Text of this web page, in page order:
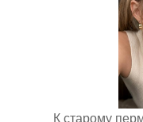
К старому